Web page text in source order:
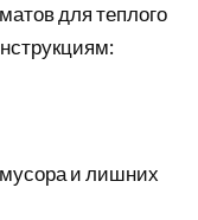
для теплого
и лишних